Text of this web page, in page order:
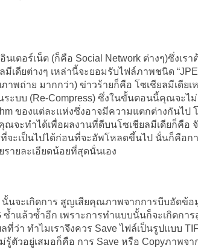
ตอร์เน็ต (ก็คือ Social Network ต่างๆ)ซึ่งเร
เดียต่างๆ เหล่านี้จะยอมรับไฟล์ภาพชนิด
าพถ่าย มากกว่า) ข่าวร้ายก็คือ โซเชียลมีเดียเ
บบ (Re-Compress) ซึ่งในขั้นตอนนี้คุณจะไม่
ของแต่ละแห่งซึ่งอาจมีความแตกต่างกันไป
จะทำได้เพื่อผลงานที่ดีบนโซเชียลมีเดียก็คือ
จะเป็นไปได้ก่อนที่จะอัพโหลดขึ้นไป นั่นก็คือ
ายละเอียดน้อยที่สุดนั่นเอง
นั้นจะเกิดการ สูญเสียคุณภาพจากการบีบอัด
ซ้ำแล้วซ้ำอีก เพราะการทำแบบนั้นก็จะเกิดก
า ทำไมเราจึงควร Save ไฟล์เป็นรูปแบบ
วอยู่เสมอก็คือ การ Save หรือ Copyภาพจา